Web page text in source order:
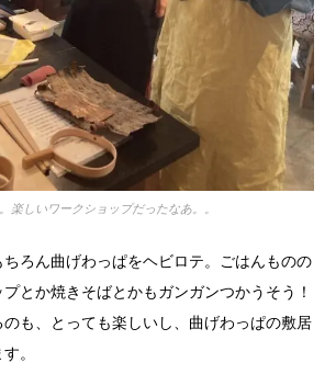
楽しいワークショップだったなあ。。
ろん曲げわっぱをヘビロテ。ごはんものの
とか焼きそばとかもガンガンつかうそう！
も、とっても楽しいし、曲げわっぱの敷居
。